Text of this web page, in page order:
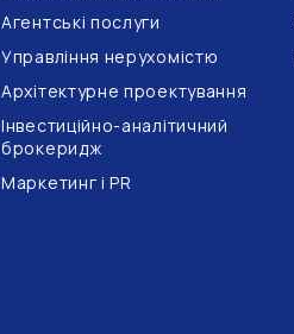
Агентські послуги
Управління нерухомістю
Архітектурне проектування
Інвестиційно-аналітичний
брокеридж
Маркетинг і PR